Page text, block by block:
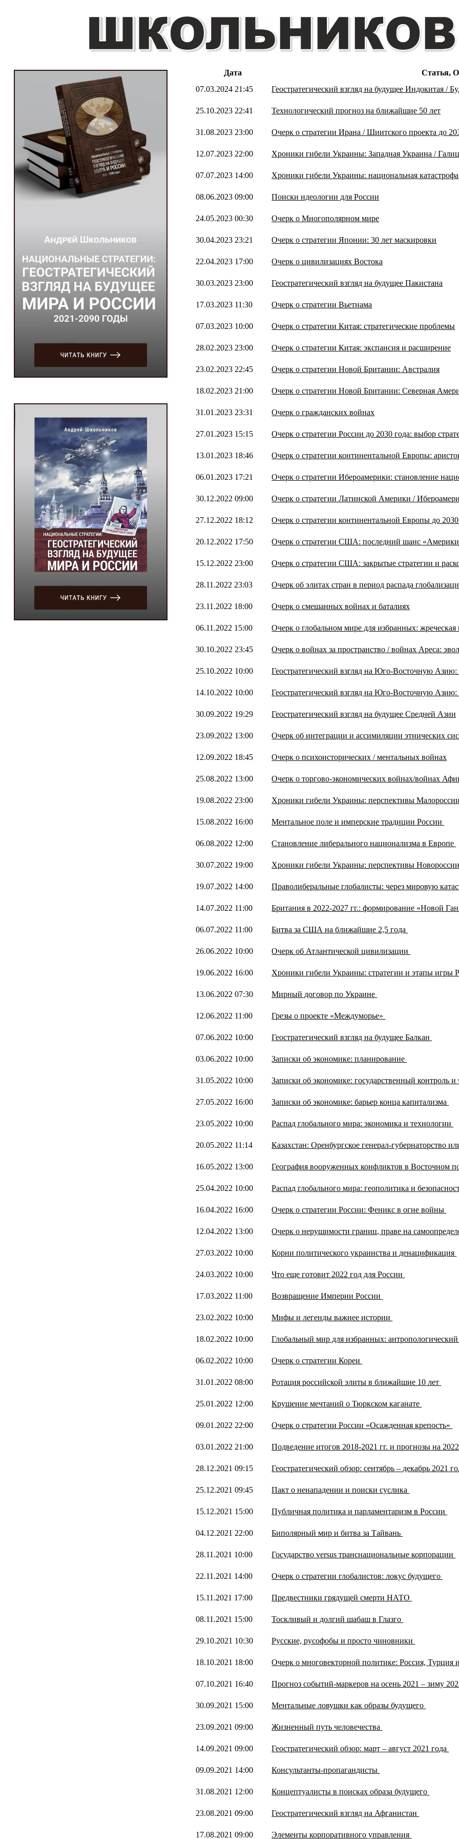
Дата
Статья,
07.03.2024 21:45
Геостратегический взгляд на будущее Индокитая /
25.10.2023 22:41 Технологический прогноз на ближайшие 50 лет
31.08.2023 23:00 Очерк о стратегии Ирана / Шиитского проекта до
12.07.2023 22:00 Хроники гибели Украины: Западная Украина /
07.07.2023 14:00 Хроники гибели Украины: национальная катастрофа
08.06.2023 09:00 Поиски идеологии для России
24.05.2023 00:30 Очерк о Многополярном мире
30.04.2023 23:21 Очерк о стратегии Японии: 30 лет маскировки
22.04.2023 17:00 Очерк о цивилизациях Востока
30.03.2023 23:00 Геостратегический взгляд на будущее Пакистана
17.03.2023 11:30 Очерк о стратегии Вьетнама
07.03.2023 10:00 Очерк о стратегии Китая: стратегические проблемы
28.02.2023 23:00 Очерк о стратегии Китая: экспансия и расширение
23.02.2023 22:45 Очерк о стратегии Новой Британии: Австралия
18.02.2023 21:00 Очерк о стратегии Новой Британии: Северная
31.01.2023 23:31 Очерк о гражданских войнах
27.01.2023 15:15 Очерк о стратегии России до 2030 года: выбор
13.01.2023 18:46 Очерк о стратегии континентальной Европы:
06.01.2023 17:21 Очерк о стратегии Ибероамерики: становление
30.12.2022 09:00 Очерк о стратегии Латинской Америки /
27.12.2022 18:12 Очерк о стратегии континентальной Европы до
20.12.2022 17:50 Очерк о стратегии США: последний шанс «Америки
15.12.2022 23:00 Очерк о стратегии США: закрытые стратегии и
28.11.2022 23:03 Очерк об элитах стран в период распада
23.11.2022 18:00 Очерк о смешанных войнах и баталиях
06.11.2022 15:00 Очерк о глобальном мире для избранных: жреческая
30.10.2022 23:45 Очерк о войнах за пространство / войнах Ареса:
25.10.2022 10:00 Геостратегический взгляд на Юго-Восточную
14.10.2022 10:00 Геостратегический взгляд на Юго-Восточную
30.09.2022 19:29 Геостратегический взгляд на будущее Средней Азии
23.09.2022 13:00 Очерк об интеграции и ассимиляции этнических
12.09.2022 18:45 Очерк о психоисторических / ментальных войнах
25.08.2022 13:00 Очерк о торгово-экономических войнах/войнах
19.08.2022 23:00 Хроники гибели Украины: перспективы Малороссии
15.08.2022 16:00 Ментальное поле и имперские традиции России
06.08.2022 12:00 Становление либерального национализма в Европе
30.07.2022 19:00 Хроники гибели Украины: перспективы Новороссии
19.07.2022 14:00 Праволиберальные глобалисты: через мировую
14.07.2022 11:00 Британия в 2022-2027 гг.: формирование «Новой
06.07.2022 11:00 Битва за США на ближайшие 2,5 года
26.06.2022 10:00 Очерк об Атлантической цивилизации
19.06.2022 16:00 Хроники гибели Украины: стратегии и этапы игры
13.06.2022 07:30 Мирный договор по Украине
12.06.2022 11:00 Грезы о проекте «Междуморье»
07.06.2022 10:00 Геостратегический взгляд на будущее Балкан
03.06.2022 10:00 Записки об экономике: планирование
31.05.2022 10:00 Записки об экономике: государственный контроль и
27.05.2022 16:00 Записки об экономике: барьер конца капитализма
23.05.2022 10:00 Распад глобального мира: экономика и технологии
20.05.2022 11:14 Казахстан: Оренбургское генерал-губернаторство
16.05.2022 13:00 География вооруженных конфликтов в Восточном
25.04.2022 10:00 Распад глобального мира: геополитика и
16.04.2022 16:00 Очерк о стратегии России: Феникс в огне войны
12.04.2022 13:00 Очерк о нерушимости границ, праве на
27.03.2022 10:00 Корни политического украинства и денацификация
24.03.2022 10:00 Что еще готовит 2022 год для России
17.03.2022 11:00 Возвращение Империи России
23.02.2022 10:00 Мифы и легенды важнее истории
18.02.2022 10:00 Глобальный мир для избранных:
06.02.2022 10:00 Очерк о стратегии Кореи
31.01.2022 08:00 Ротация российской элиты в ближайшие 10 лет
25.01.2022 12:00 Крушение мечтаний о Тюркском каганате
09.01.2022 22:00 Очерк о стратегии России «Осажденная крепость»
03.01.2022 21:00 Подведение итогов 2018-2021 гг. и прогнозы на
28.12.2021 09:15 Геостратегический обзор: сентябрь – декабрь 2021
25.12.2021 09:45 Пакт о ненападении и поиски суслика
15.12.2021 15:00 Публичная политика и парламентаризм в России
04.12.2021 22:00 Биполярный мир и битва за Тайвань
28.11.2021 10:00 Государство versus транснациональные корпорации
22.11.2021 14:00 Очерк о стратегии глобалистов: локус будущего
15.11.2021 17:00 Предвестники грядущей смерти НАТО
08.11.2021 15:00 Тоскливый и долгий шабаш в Глазго
29.10.2021 10:30 Русские, русофобы и просто чиновники
18.10.2021 18:00 Очерк о многовекторной политике: Россия, Турция
07.10.2021 16:40 Прогноз событий-маркеров на осень 2021 – зиму
30.09.2021 15:00 Ментальные ловушки как образы будущего
23.09.2021 09:00 Жизненный путь человечества
14.09.2021 09:00 Геостратегический обзор: март – август 2021 года
09.09.2021 14:00 Консультанты-пропагандисты
31.08.2021 12:00 Концептуалисты в поисках образа будущего
23.08.2021 09:00 Геостратегический взгляд на Афганистан
17.08.2021 09:00 Элементы корпоративного управления